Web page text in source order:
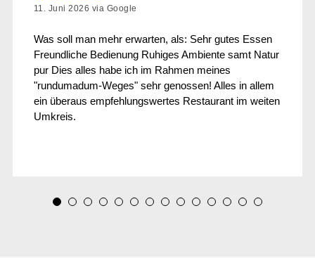
11. Juni 2026 via Google
Was soll man mehr erwarten, als: Sehr gutes Essen
Freundliche Bedienung Ruhiges Ambiente samt Natur
pur Dies alles habe ich im Rahmen meines
"rundumadum-Weges" sehr genossen! Alles in allem
ein überaus empfehlungswertes Restaurant im weiten
Umkreis.